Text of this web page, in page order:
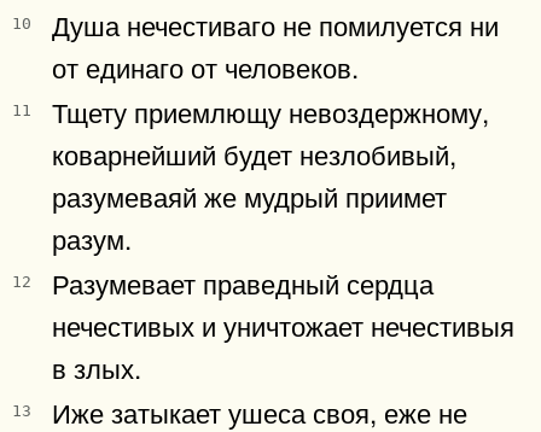
10
Душа нечестиваго не помилуется ни
от единаго от человеков.
11
Тщету приемлющу невоздержному,
коварнейший будет незлобивый,
разумеваяй же мудрый приимет
разум.
12
Разумевает праведный сердца
нечестивых и уничтожает нечестивыя
в злых.
13
Иже затыкает ушеса своя, еже не